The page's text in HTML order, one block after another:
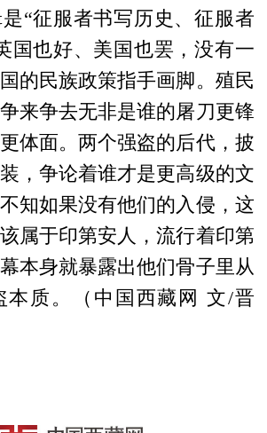
“征服者书写历史、征服者
国也好、美国也罢，没有一
的民族政策指手画脚。殖民
来争去无非是谁的屠刀更锋
体面。两个强盗的后代，披
，争论着谁才是更高级的文
知如果没有他们的入侵，这
属于印第安人，流行着印第
本身就暴露出他们骨子里从
本质。（中国西藏网 文/晋